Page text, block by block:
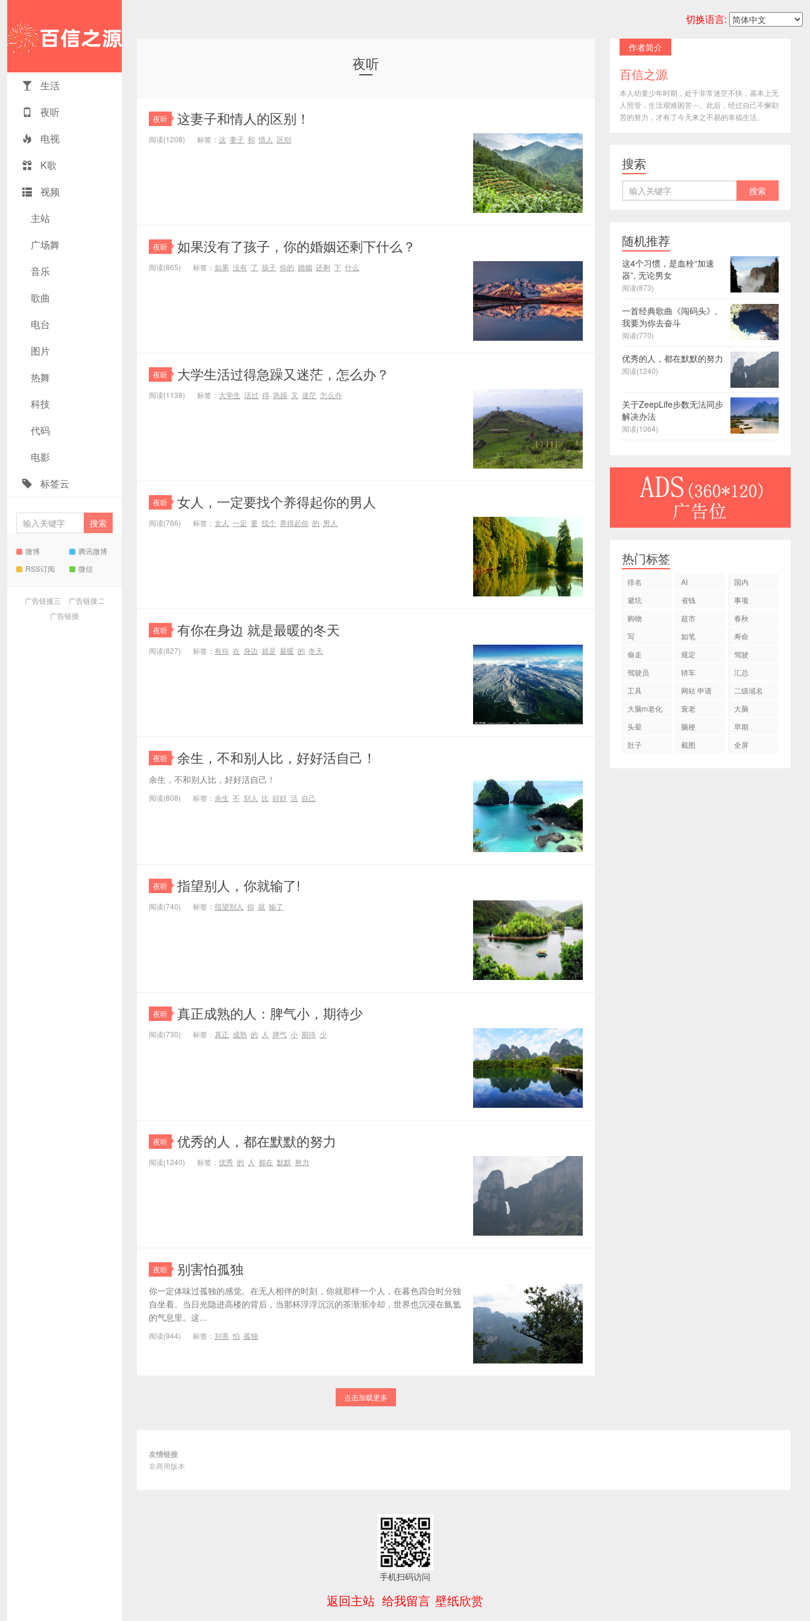
切换语言:
生活
夜听
电视
K歌
视频
主站
广场舞
音乐
歌曲
电台
图片
热舞
科技
代码
电影
标签云
微博
腾讯微博
RSS订阅
微信
广告链接三
广告链接二
广告链接
夜听
夜听 这妻子和情人的区别！
阅读(1208) 标签： 这 妻子 和 情人 区别
夜听 如果没有了孩子，你的婚姻还剩下什么？
阅读(865) 标签： 如果 没有 了 孩子 你的 婚姻 还剩 下 什么
夜听 大学生活过得急躁又迷茫，怎么办？
阅读(1138) 标签： 大学生 活过 得 急躁 又 迷茫 怎么办
夜听 女人，一定要找个养得起你的男人
阅读(766) 标签： 女人 一定 要 找个 养得起你 的 男人
夜听 有你在身边 就是最暖的冬天
阅读(827) 标签： 有你 在 身边 就是 最暖 的 冬天
夜听 余生，不和别人比，好好活自己！
余生，不和别人比，好好活自己！
阅读(808) 标签： 余生 不 别人 比 好好 活 自己
夜听 指望别人，你就输了!
阅读(740) 标签： 指望别人 你 就 输了
夜听 真正成熟的人：脾气小，期待少
阅读(730) 标签： 真正 成熟 的 人 脾气 小 期待 少
夜听 优秀的人，都在默默的努力
阅读(1240) 标签： 优秀 的 人 都在 默默 努力
夜听 别害怕孤独
你一定体味过孤独的感觉。在无人相伴的时刻，你就那样一个人，在暮色四合时分独
自坐着。当日光隐进高楼的背后，当那杯浮浮沉沉的茶渐渐冷却，世界也沉浸在氤氲
的气息里。这...
阅读(944) 标签： 别害 怕 孤独
点击加载更多
作者简介
百信之源
本人幼童少年时期，处于非常迷茫不快，基本上无
人照管，生活艰难困苦---。此后，经过自己不懈刻
苦的努力，才有了今天来之不易的幸福生活。
搜索
随机推荐
这4个习惯，是血栓“加速
器”, 无论男女
阅读(873)
一首经典歌曲《闯码头》,
我要为你去奋斗
阅读(770)
优秀的人，都在默默的努力
阅读(1240)
关于ZeepLife步数无法同步
解决办法
阅读(1064)
热门标签
排名 AI
国内
避坑
省钱
事项
购物
超市
春秋
写
如笔
寿命
偷走
规定
驾驶
驾驶员
轿车
汇总
工具
网站 申请
二级域名
大脑m老化
衰老
大脑
头晕
脑梗
早期
肚子
截图 全屏
友情链接
非商用版本
手机扫码访问
返回主站 给我留言 壁纸欣赏